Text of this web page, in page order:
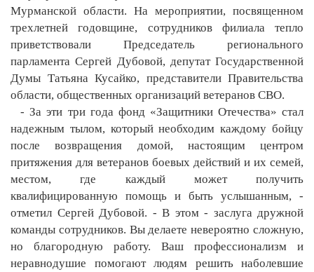
Мурманской области. На мероприятии, посвященном
трехлетней годовщине, сотрудников филиала тепло
приветствовали Председатель регионального
парламента Сергей Дубовой, депутат Государственной
Думы Татьяна Кусайко, представители Правительства
области, общественных организаций ветеранов СВО.
- За эти три года фонд «Защитники Отечества» стал
надежным тылом, который необходим каждому бойцу
после возвращения домой, настоящим центром
притяжения для ветеранов боевых действий и их семей,
местом, где каждый может получить
квалифицированную помощь и быть услышанным, -
отметил Сергей Дубовой. - В этом - заслуга дружной
команды сотрудников. Вы делаете невероятно сложную,
но благородную работу. Ваш профессионализм и
неравнодушие помогают людям решить наболевшие